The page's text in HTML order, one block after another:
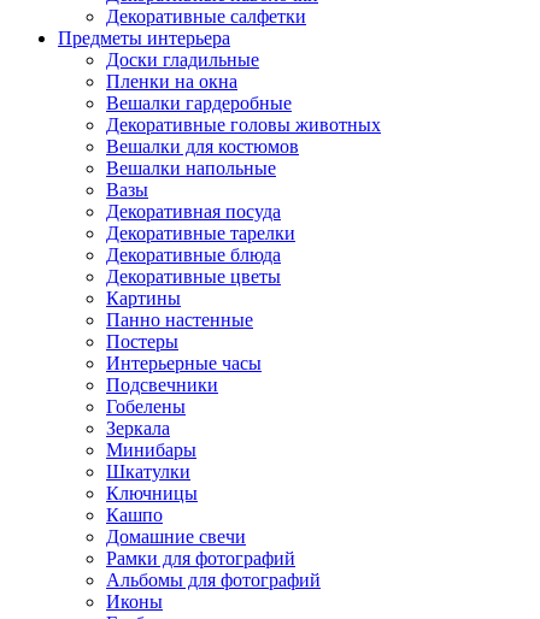
Декоративные салфетки
Предметы интерьера
Доски гладильные
Пленки на окна
Вешалки гардеробные
Декоративные головы животных
Вешалки для костюмов
Вешалки напольные
Вазы
Декоративная посуда
Декоративные тарелки
Декоративные блюда
Декоративные цветы
Картины
Панно настенные
Постеры
Интерьерные часы
Подсвечники
Гобелены
Зеркала
Минибары
Шкатулки
Ключницы
Кашпо
Домашние свечи
Рамки для фотографий
Альбомы для фотографий
Иконы